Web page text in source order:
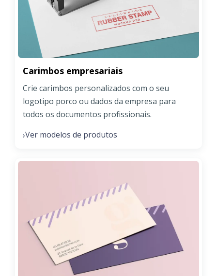
Carimbos empresariais
Crie carimbos personalizados com o seu
logotipo porco ou dados da empresa para
todos os documentos profissionais.
›Ver modelos de produtos